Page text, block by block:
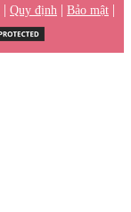
| Quy định | Bảo mật |